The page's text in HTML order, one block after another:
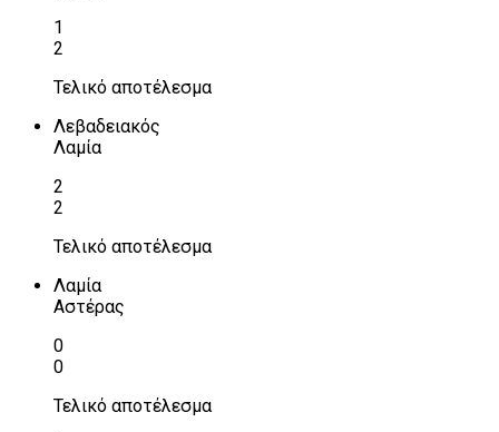
1
2
Τελικό αποτέλεσμα
Λεβαδειακός
Λαμία
2
2
Τελικό αποτέλεσμα
Λαμία
Αστέρας
0
0
Τελικό αποτέλεσμα